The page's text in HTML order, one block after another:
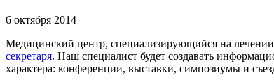
6 октября 2014
Медицинский центр, специализирующийся на лечении
секретаря. Наш специалист будет создавать
характера: конференции, выставки, симпозиумы и